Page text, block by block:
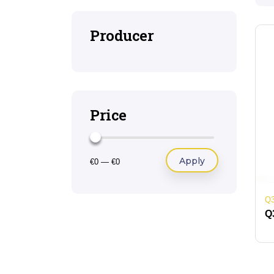
Producer
Price
Apply
€0 — €0